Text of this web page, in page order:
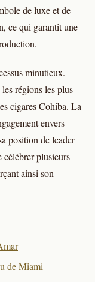
de luxe et de
ce qui garantit une
minutieux.
régions les plus
cigares Cohiba. La
envers
position de leader
plusieurs
ainsi son
de Miami